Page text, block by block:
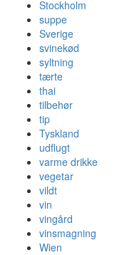
Stockholm
suppe
Sverige
svinekød
syltning
tærte
thai
tilbehør
tip
Tyskland
udflugt
varme drikke
vegetar
vildt
vin
vingård
vinsmagning
Wien